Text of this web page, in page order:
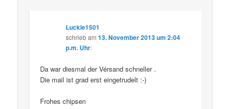
Luckie1501
schriebam13. November 2013 um 2:04
p.m. Uhr:
Da war diesmal der Vérsand schneller .
Die mail ist grad erst eingetrudelt :-)
Frohes chipsen